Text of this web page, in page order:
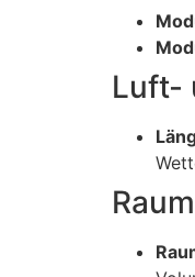
Luft-